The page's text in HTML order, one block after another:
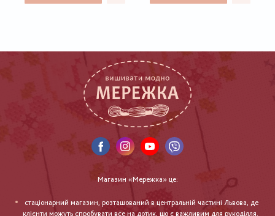
Магазин «Мережка» це:
стаціонарний магазин, розташований в центральній частині Львова, де
клієнти можуть спробувати все на дотик, що є важливим для рукоділля.